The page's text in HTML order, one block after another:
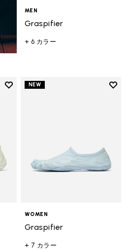
MEN
Graspifier
+ 6 カラー
Add to wishlist
NEW
Add
WOMEN
Graspifier
+ 7 カラー